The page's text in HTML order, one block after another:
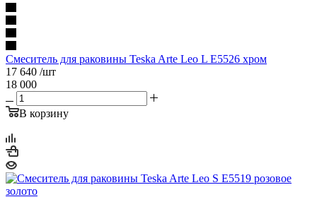
Смеситель для раковины Teska Arte Leo L E5526 хром
17 640 /шт
18 000
В корзину